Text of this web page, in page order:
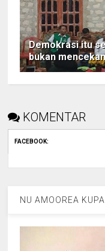
Demokrasi itu
bukan
KOMENTAR
FACEBOOK:
NU AMOOREA